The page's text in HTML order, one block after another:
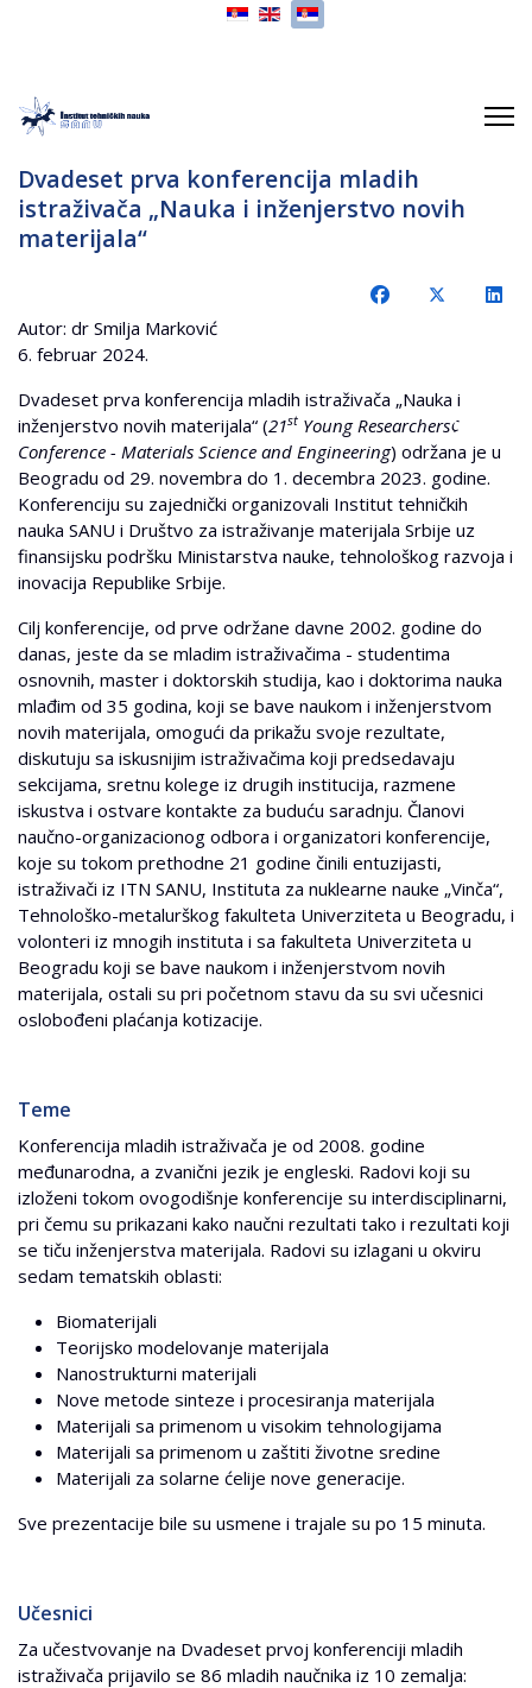
Izaberite vaš jezik
Dvadeset prva konferencija mladih
istraživača „Nauka i inženjerstvo novih
materijala“
Autor: dr Smilja Marković
6. februar 2024.
Dvadeset prva konferencija mladih istraživača „Nauka i
inženjerstvo novih materijala“ (21st Young Researchers¢
Conference - Materials Science and Engineering) održana je u
Beogradu od 29. novembra do 1. decembra 2023. godine.
Konferenciju su zajednički organizovali Institut tehničkih
nauka SANU i Društvo za istraživanje materijala Srbije uz
finansijsku podršku Ministarstva nauke, tehnološkog razvoja i
inovacija Republike Srbije.
Cilj konferencije, od prve održane davne 2002. godine do
danas, jeste da se mladim istraživačima - studentima
osnovnih, master i doktorskih studija, kao i doktorima nauka
mlađim od 35 godina, koji se bave naukom i inženjerstvom
novih materijala, omogući da prikažu svoje rezultate,
diskutuju sa iskusnijim istraživačima koji predsedavaju
sekcijama, sretnu kolege iz drugih institucija, razmene
iskustva i ostvare kontakte za buduću saradnju. Članovi
naučno-organizacionog odbora i organizatori konferencije,
koje su tokom prethodne 21 godine činili entuzijasti,
istraživači iz ITN SANU, Instituta za nuklearne nauke „Vinča“,
Tehnološko-metalurškog fakulteta Univerziteta u Beogradu, i
volonteri iz mnogih instituta i sa fakulteta Univerziteta u
Beogradu koji se bave naukom i inženjerstvom novih
materijala, ostali su pri početnom stavu da su svi učesnici
oslobođeni plaćanja kotizacije.
Teme
Konferencija mladih istraživača je od 2008. godine
međunarodna, a zvanični jezik je engleski. Radovi koji su
izloženi tokom ovogodišnje konferencije su interdisciplinarni,
pri čemu su prikazani kako naučni rezultati tako i rezultati koji
se tiču inženjerstva materijala. Radovi su izlagani u okviru
sedam tematskih oblasti:
Biomaterijali
Teorijsko modelovanje materijala
Nanostrukturni materijali
Nove metode sinteze i procesiranja materijala
Materijali sa primenom u visokim tehnologijama
Materijali sa primenom u zaštiti životne sredine
Materijali za solarne ćelije nove generacije.
Sve prezentacije bile su usmene i trajale su po 15 minuta.
Učesnici
Za učestvovanje na Dvadeset prvoj konferenciji mladih
istraživača prijavilo se 86 mladih naučnika iz 10 zemalja: